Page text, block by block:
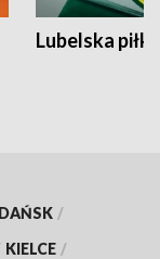
Lubelska piłka
/
KIELCE /